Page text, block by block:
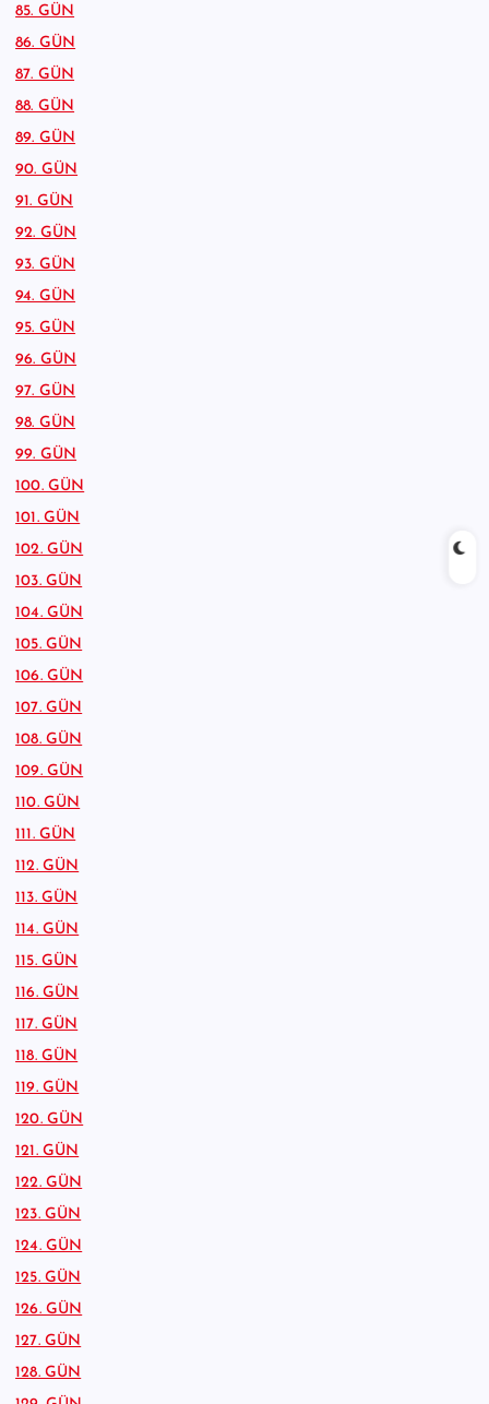
85. GÜN
86. GÜN
87. GÜN
88. GÜN
89. GÜN
90. GÜN
91. GÜN
92. GÜN
93. GÜN
94. GÜN
95. GÜN
96. GÜN
97. GÜN
98. GÜN
99. GÜN
100. GÜN
101. GÜN
102. GÜN
103. GÜN
104. GÜN
105. GÜN
106. GÜN
107. GÜN
108. GÜN
109. GÜN
110. GÜN
111. GÜN
112. GÜN
113. GÜN
114. GÜN
115. GÜN
116. GÜN
117. GÜN
118. GÜN
119. GÜN
120. GÜN
121. GÜN
122. GÜN
123. GÜN
124. GÜN
125. GÜN
126. GÜN
127. GÜN
128. GÜN